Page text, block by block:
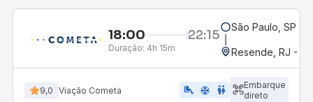
18:00 22:15
Duração: 4h 15m
São Paulo, SP -
Resende, RJ -
9,0 Viação Cometa airline_seat_legroom_extra ac_unit WC
Embarque
direto